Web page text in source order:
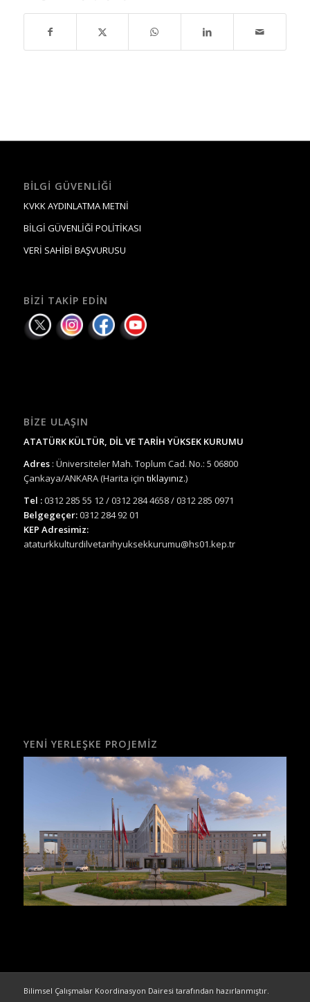
BILGI GÜVENLIĞI
KVKK AYDINLATMA METNİ
BİLGİ GÜVENLİĞİ POLİTİKASI
VERİ SAHİBİ BAŞVURUSU
BIZI TAKIP EDIN
BIZE ULAŞIN
ATATÜRK KÜLTÜR, DİL VE TARİH YÜKSEK KURUMU
Adres : Üniversiteler Mah. Toplum Cad. No.: 5 06800
Çankaya/ANKARA (Harita için tıklayınız.)
Tel :0312 285 55 12 / 0312 284 4658 / 0312 285 0971
Belgegeçer:0312 284 92 01
KEP Adresimiz:
ataturkkulturdilvetarihyuksekkurumu@hs01.kep.tr
YENI YERLEŞKE PROJEMIZ
Bilimsel Çalışmalar Koordinasyon Dairesi tarafından hazırlanmıştır.